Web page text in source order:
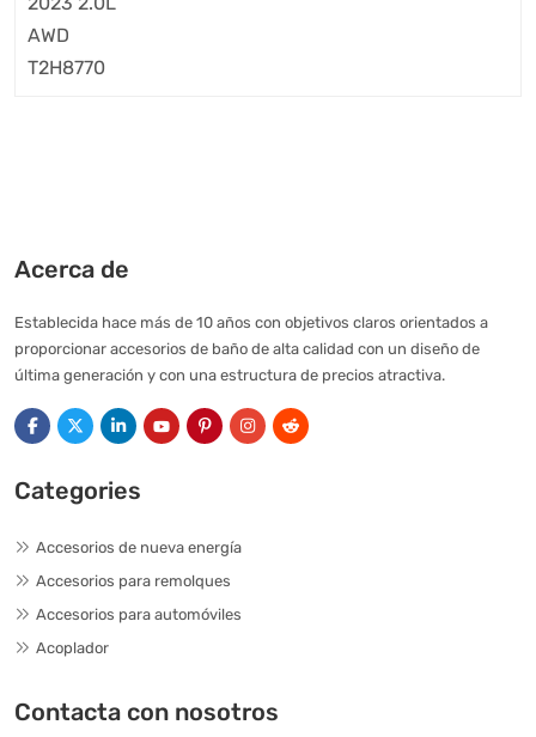
Acerca de
Establecida hace más de 10 años con objetivos claros orientados a
proporcionar accesorios de baño de alta calidad con un diseño de
última generación y con una estructura de precios atractiva.
Categories
Accesorios de nueva energía
Accesorios para remolques
Accesorios para automóviles
Acoplador
Contacta con nosotros